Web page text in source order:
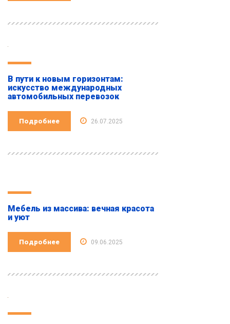
В пути к новым горизонтам:
искусство международных
автомобильных перевозок
Подробнее 26.07.2025
Мебель из массива: вечная красота
и уют
Подробнее 09.06.2025